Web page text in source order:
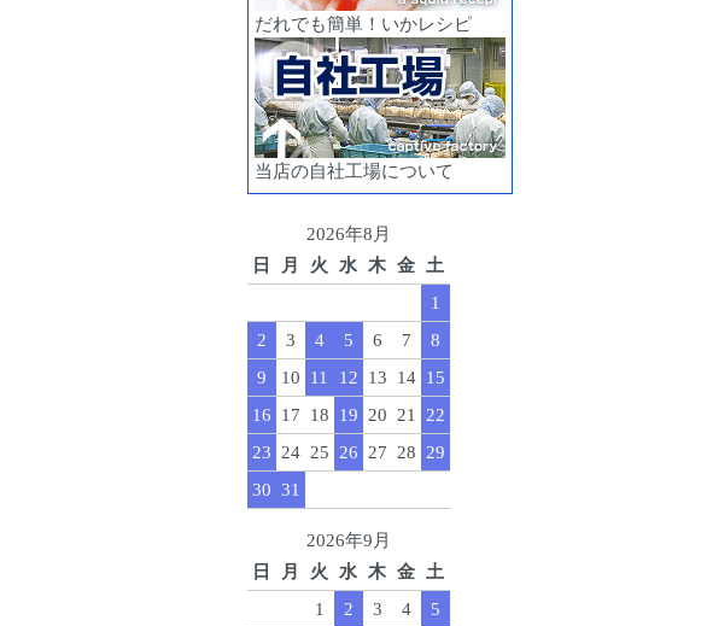
だれでも簡単！いかレシピ
当店の自社工場について
2026年8月
日
月 火 水 木 金
土
1
2
3 4 5 6 7
8
9
10 11 12 13 14 15
16
17 18 19 20 21
22
23
24 25 26 27 28
29
30 31
2026年9月
日
月 火 水 木 金
土
1
2 3 4
5